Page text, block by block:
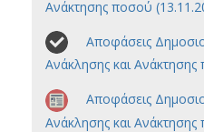
Ανάκτησης ποσού
Αποφάσεις
Ανάκλησης και
Αποφάσεις
Ανάκλησης και